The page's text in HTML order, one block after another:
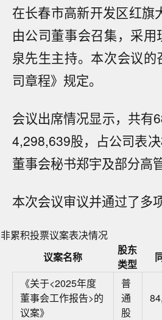
在长春市高新开发区红旗
由公司董事会召集，采
泉先生主持。本次会议
司章程》规定。
会议出席情况显示，共有
4,298,639股，占公司表
董事会秘书郑宇及部分高
本次会议审议并通过了多
非累积投票议案表决情况
议案名称
股东
类型
《关于<2025年度
董事会工作报告>的
议案》
普
通
股